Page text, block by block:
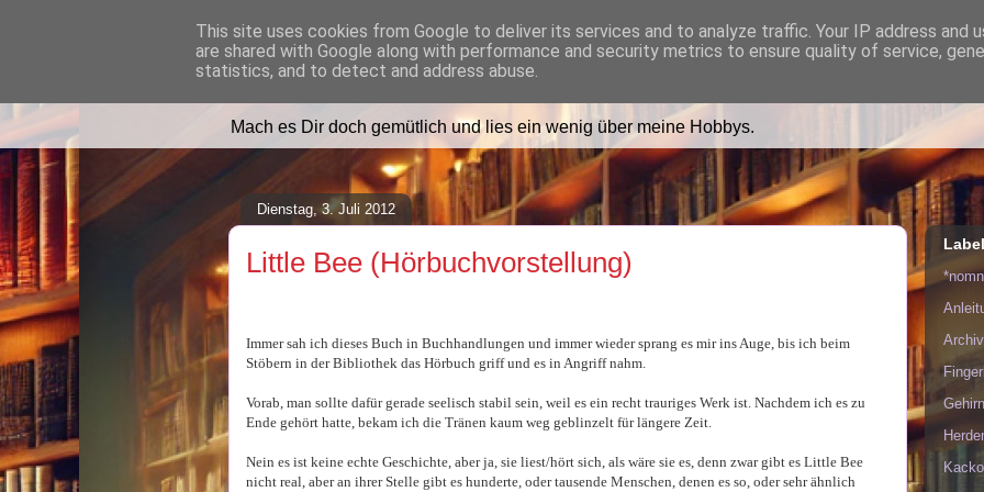
Lilafusselfee lädt Dich in ihr Wohnzimmer
Mach es Dir doch gemütlich und lies ein wenig über meine Hobbys.
Dienstag, 3. Juli 2012
Little Bee (Hörbuchvorstellung)
Immer sah ich dieses Buch in Buchhandlungen und immer wieder sprang es mir ins Auge, bis ich beim
Stöbern in der Bibliothek das Hörbuch griff und es in Angriff nahm.
Vorab, man sollte dafür gerade seelisch stabil sein, weil es ein recht trauriges Werk ist. Nachdem ich es zu
Ende gehört hatte, bekam ich die Tränen kaum weg geblinzelt für längere Zeit.
Nein es ist keine echte Geschichte, aber ja, sie liest/hört sich, als wäre sie es, denn zwar gibt es Little Bee
nicht real, aber an ihrer Stelle gibt es hunderte, oder tausende Menschen, denen es so, oder sehr ähnlich
Archiv
This site uses cookies from Google to deliver its services and to analyze traffic. Your IP address and
are shared with Google along with performance and security metrics to ensure quality of service,
statistics, and to detect and address abuse.